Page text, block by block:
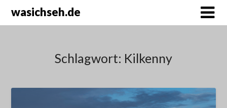
wasichseh.de
Schlagwort: Kilkenny